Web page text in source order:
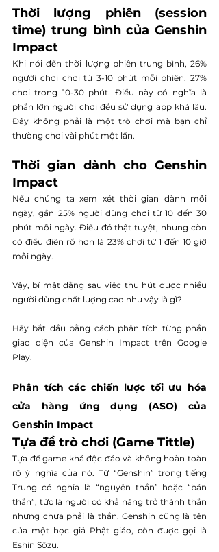
Thời lượng phiên (session
time) trung bình của Genshin
Impact
Khi nói đến thời lượng phiên trung bình, 26%
người chơi chơi từ 3-10 phút mỗi phiên. 27%
chơi trong 10-30 phút. Điều này có nghĩa là
phần lớn người chơi đều sử dụng app khá lâu.
Đây không phải là một trò chơi mà bạn chỉ
thường chơi vài phút một lần.
Thời gian dành cho Genshin
Impact
Nếu chúng ta xem xét thời gian dành mỗi
ngày, gần 25% người dùng chơi từ 10 đến 30
phút mỗi ngày. Điều đó thật tuyệt, nhưng còn
có điều điên rồ hơn là 23% chơi từ 1 đến 10 giờ
mỗi ngày.
Vậy, bí mật đằng sau việc thu hút được nhiều
người dùng chất lượng cao như vậy là gì?
Hãy bắt đầu bằng cách phân tích từng phần
giao diện của Genshin Impact trên Google
Play.
Phân tích các chiến lược tối ưu hóa
cửa hàng ứng dụng (ASO) của
Genshin Impact
Tựa đề trò chơi (Game Tittle)
Tựa đề game khá độc đáo và không hoàn toàn
rõ ý nghĩa của nó. Từ “Genshin” trong tiếng
Trung có nghĩa là “nguyên thần” hoặc “bán
thần”, tức là người có khả năng trở thành thần
nhưng chưa phải là thần. Genshin cũng là tên
của một học giả Phật giáo, còn được gọi là
Eshin Sōzu.